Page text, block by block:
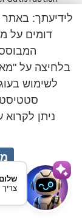
Cart
Ecommerce
Customer
of a Chatbot
בשירות
ai בוט וואטסאפ לשירות לקוחות – שיפור שביעות רצון הלקוחות
דומים על
בלחיצה על
לשימוש
ניתן לקרוא